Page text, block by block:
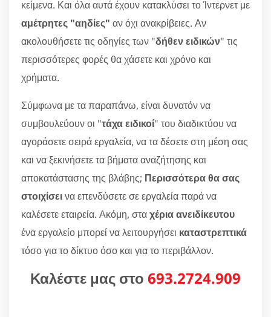
κείμενα. Και όλα αυτά έχουν κατακλύσει το Ίντερνετ με
αμέτρητες "αηδίες" αν όχι ανακρίβειες. Αν
ακολουθήσετε τις οδηγίες των "δήθεν ειδικών" τις
περισσότερες φορές θα χάσετε και χρόνο και
χρήματα.
Σύμφωνα με τα παραπάνω, είναι δυνατόν να
συμβουλεύουν οι "τάχα ειδικοί" του διαδικτύου να
αγοράσετε σειρά εργαλεία, να τα δέσετε στη μέση σας
και να ξεκινήσετε τα βήματα αναζήτησης και
αποκατάστασης της βλάβης; Περισσότερα θα σας
στοιχίσεινα επενδύσετε σε εργαλεία παρά να
καλέσετε εταιρεία. Ακόμη, σταχέρια ανειδίκευτου
ένα εργαλείο μπορεί να λειτουργήσει καταστρεπτικά
τόσο για το δίκτυο όσο και για το περιβάλλον.
Καλέστε μας στο 693.2724.909